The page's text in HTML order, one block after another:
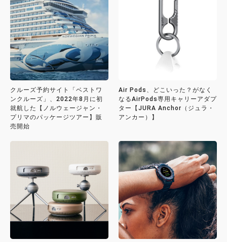
クルーズ予約サイト「ベストワ
ンクルーズ」、2022年8月に初
就航した【ノルウェージャン・
プリマのパッケージツアー】販
売開始
Air Pods、どこいった？がなく
なるAirPods専用キャリーアダプ
ター【JURA Anchor（ジュラ・
アンカー）】